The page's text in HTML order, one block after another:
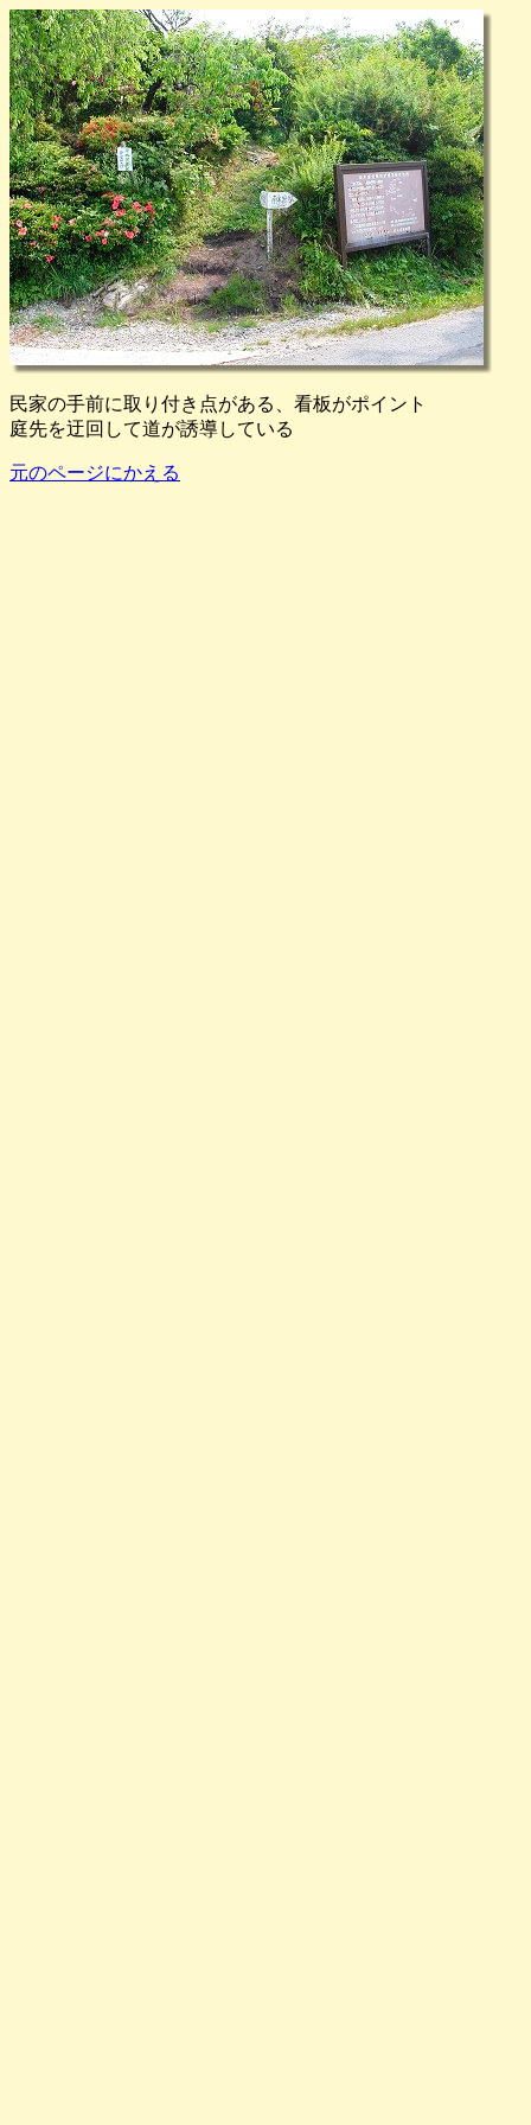
民家の手前に取り付き点がある、看板がポイント
庭先を迂回して道が誘導している
元のページにかえる